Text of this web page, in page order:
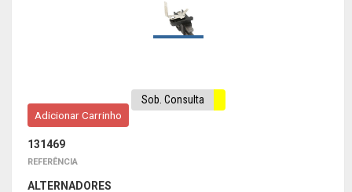
Adicionar Carrinho
Sob. Consulta
131469
REFERÊNCIA
ALTERNADORES